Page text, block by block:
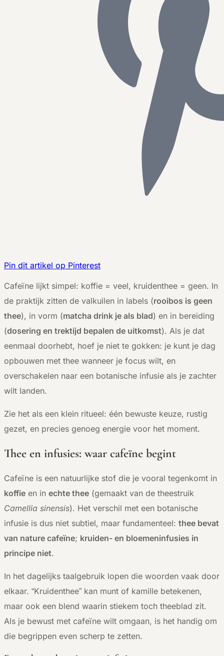
Pin dit artikel op Pinterest
Cafeïne lijkt simpel: koffie = veel, kruidenthee = geen. In
de praktijk zitten de valkuilen in labels (rooibos is geen
thee), in vorm (matcha drink je als blad) en in bereiding
(dosering en trektijd bepalen de uitkomst). Als je dat
eenmaal doorhebt, hoef je niet te gokken: je kunt je dag
opbouwen met thee wanneer je focus wilt, en
overschakelen naar een botanische infusie als je zachter
wilt landen.
Zie het als een klein ritueel: één bewuste keuze, rustig
gezet, en precies genoeg energie voor het moment.
Thee en infusies: waar cafeïne begint
Cafeïne is een natuurlijke stof die je vooral tegenkomt in
koffie en in echte thee (gemaakt van de theestruik
Camellia sinensis). Het verschil met een botanische
infusie is dus niet subtiel, maar fundamenteel: thee bevat
van nature cafeïne; kruiden- en bloemeninfusies in
principe niet.
In het dagelijks taalgebruik lopen die woorden vaak door
elkaar. “Kruidenthee” kan munt of kamille betekenen,
maar ook een blend waarin stiekem toch theeblad zit.
Als je bewust met cafeïne wilt omgaan, is het handig om
die begrippen even scherp te zetten.